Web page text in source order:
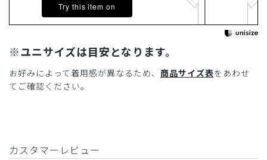
Try this item on
※ユニサイズは目安となります。
お好みによって着用感が異なるため、 商品サイズ表をあわせ
てご確認ください。
カスタマーレビュー